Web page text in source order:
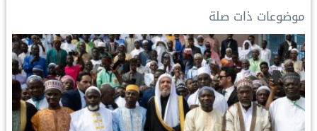
o
o
k
A
p
p
e
s
t
n
k
I
n
موضوعات ذات صلة